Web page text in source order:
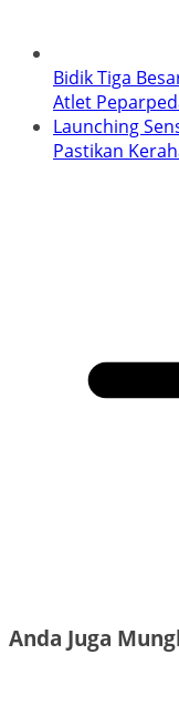
Bidik Tiga
Atlet
Launching
Pastikan
Anda Juga